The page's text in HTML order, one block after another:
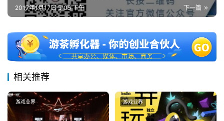
下一篇
2017年1月17日 3:05 下午
相关推荐
游戏业界 游戏业界